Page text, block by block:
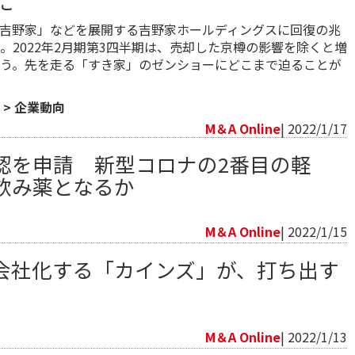
野家」などを展開する吉野家ホールディングスに回復の兆
2022年2月期第3四半期は、売却した京樽の影響を除くと増
。先を走る「すき家」のゼンショーにどこまで迫ることが
> 企業動向
M＆A Online| 2022/1/17
を申請 新型コロナの2番目の軽
み薬となるか
M＆A Online| 2022/1/15
社化する「カインズ」が、打ち出す
M＆A Online| 2022/1/13